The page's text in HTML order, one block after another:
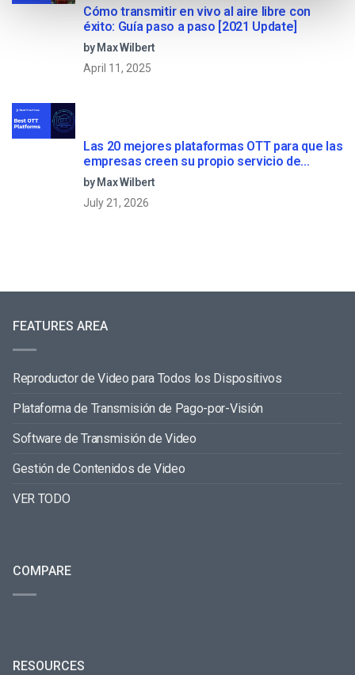
Cómo transmitir en vivo al aire libre con
éxito: Guía paso a paso [2021 Update]
by Max Wilbert
April 11, 2025
Las 20 mejores plataformas OTT para que las
empresas creen su propio servicio de
streaming (2026)
by Max Wilbert
July 21, 2026
FEATURES AREA
Reproductor de Video para Todos los Dispositivos
Plataforma de Transmisión de Pago-por-Visión
Software de Transmisión de Video
Gestión de Contenidos de Video
VER TODO
COMPARE
RESOURCES